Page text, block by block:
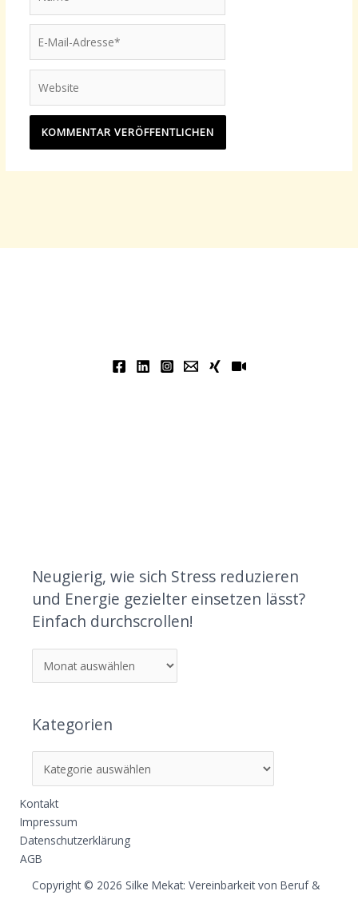
Mail-
Adresse*
Neugierig, wie sich Stress reduzieren
und Energie gezielter einsetzen lässt?
Einfach durchscrollen!
Kategorien
Kontakt
Impressum
Datenschutzerklärung
AGB
Copyright © 2026 Silke Mekat: Vereinbarkeit von Beruf &